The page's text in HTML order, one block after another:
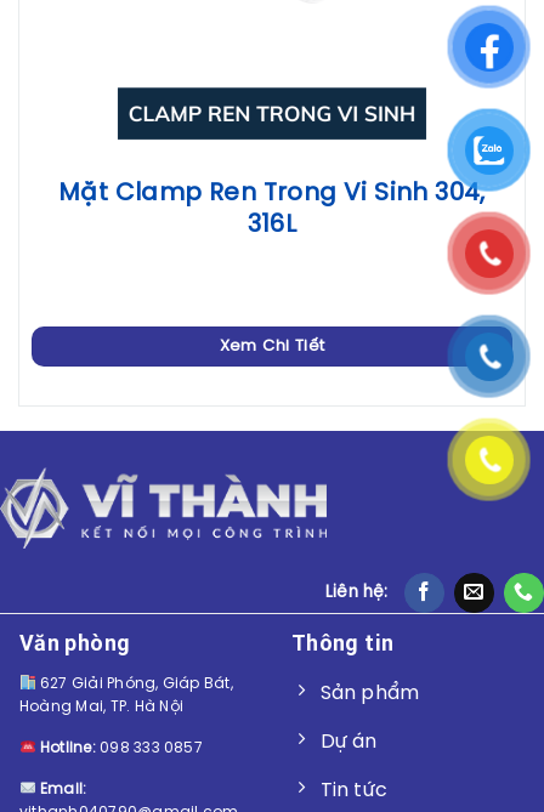
Mặt Clamp Ren Trong Vi Sinh 304,
316L
Xem Chi Tiết
Liên hệ:
Văn phòng
627 Giải Phóng, Giáp Bát,
Hoàng Mai, TP. Hà Nội
Hotline:098 333 0857
Email:
Thông tin
Sản phẩm
Dự án
Tin tức